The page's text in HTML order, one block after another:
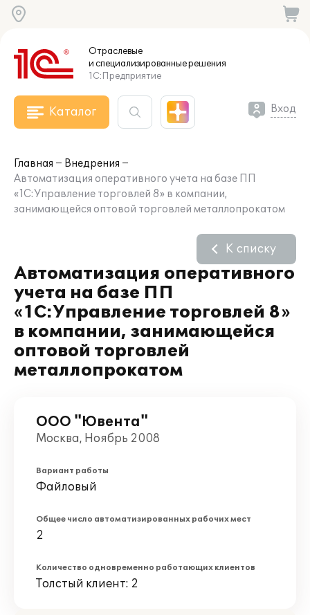
Отраслевые
и специализированныерешения
1С:Предприятие
Каталог Вход
Главная
Внедрения
Автоматизация оперативного учета на базе ПП
«1С:Управление торговлей 8» в компании,
занимающейся оптовой торговлей металлопрокатом
Автоматизация оперативного
учета на базе ПП
«1С:Управление торговлей 8»
в компании, занимающейся
оптовой торговлей
металлопрокатом
К списку
ООО "Ювента"
Москва, Ноябрь 2008
Вариант работы
Файловый
Общее число автоматизированных рабочих мест
2
Количество одновременно работающих клиентов
Толстый клиент: 2